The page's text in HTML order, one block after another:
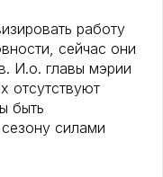
работу
сейчас они
И.о. главы мэрии
отсутствуют
быть
силами